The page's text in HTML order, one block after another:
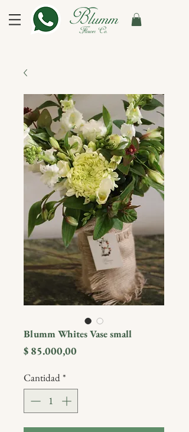
Blumm Whites Vase small
$ 85.000,00
Cantidad*